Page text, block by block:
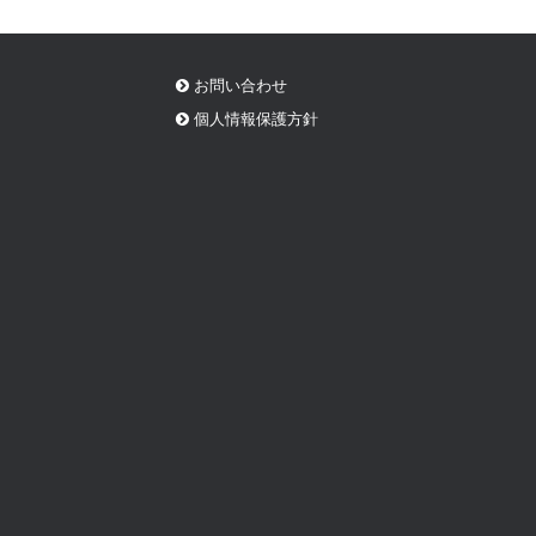
お問い合わせ
個人情報保護方針